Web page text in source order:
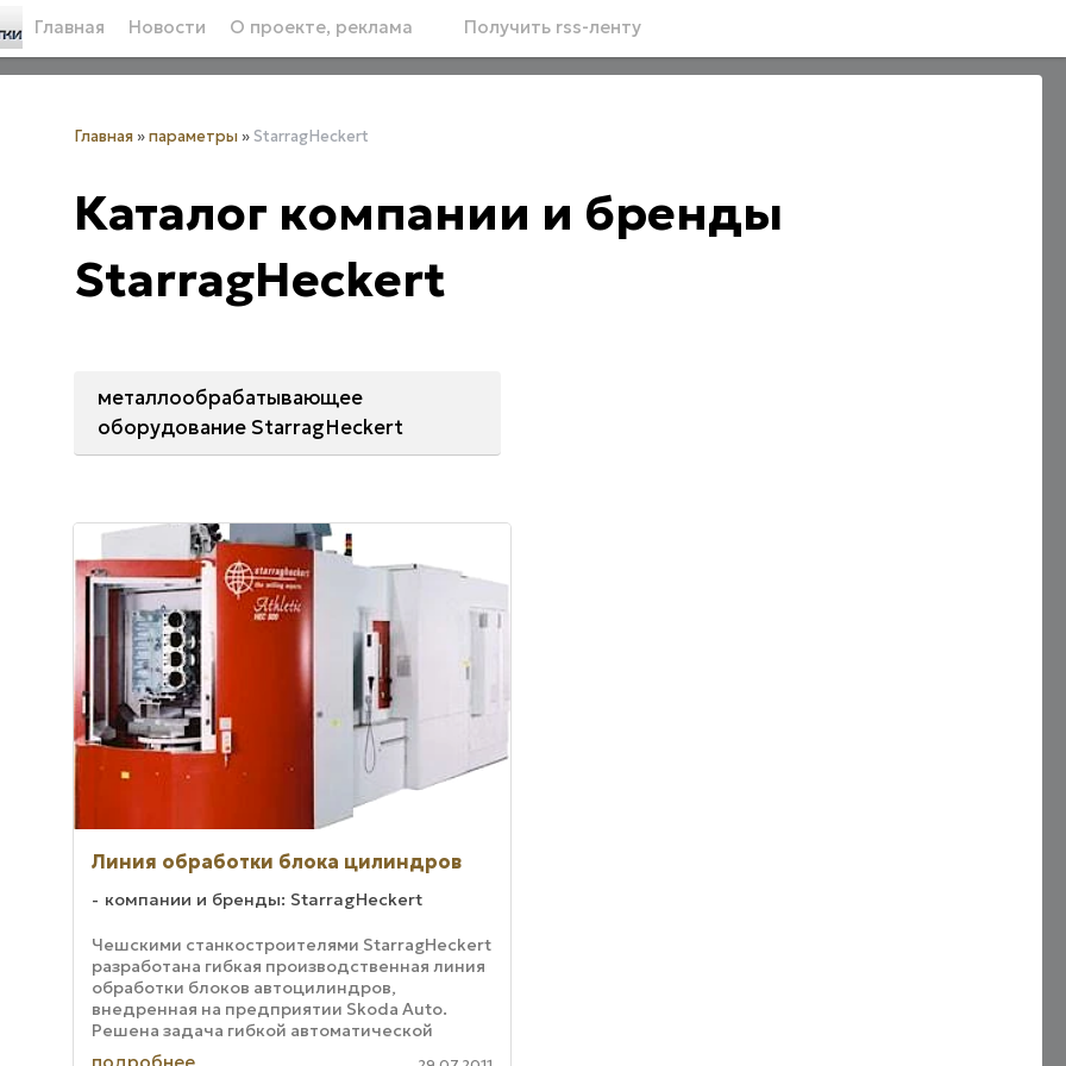
Главная Новости О проекте, реклама Получить rss-ленту
Главная »параметры »StarragHeckert
Каталог компании и бренды
StarragHeckert
металлообрабатывающее
оборудование StarragHeckert
Линия обработки блока цилиндров
компании и бренды: StarragHeckert
Чешскими станкостроителями StarragHeckert
разработана гибкая производственная линия
обработки блоков автоцилиндров,
внедренная на предприятии Skoda Auto.
Решена задача гибкой автоматической
обработки четырехцилиндровых блоков из
подробнее